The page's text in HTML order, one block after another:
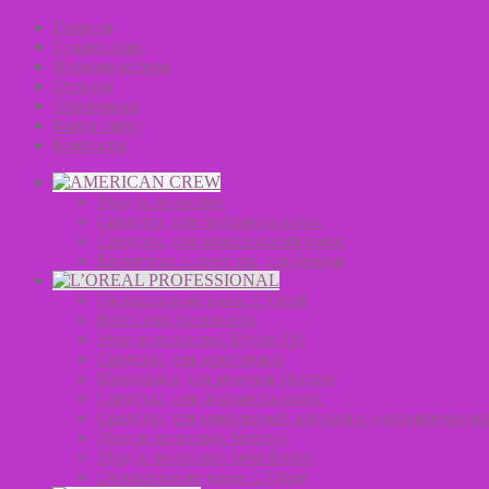
Главная
О компании
Производители
Отзывы
Оптовикам
Карта сайта
Контакты
Уход за волосами
Средства для стайлинга волос
Средства для окрашивания волос
Косметика и средства для бритья
Окрашивание волос L’Oreal
Hair Color Accessories
Уход за волосами Mythic Oil
Средства для осветления
Продукция для мужчин Homme
Средства для стайлинга волос
Средства для химической завивки и
Уход за волосами Serioxyl
Уход за волосами Serie Expert
Окрашивание волос L’Oreal